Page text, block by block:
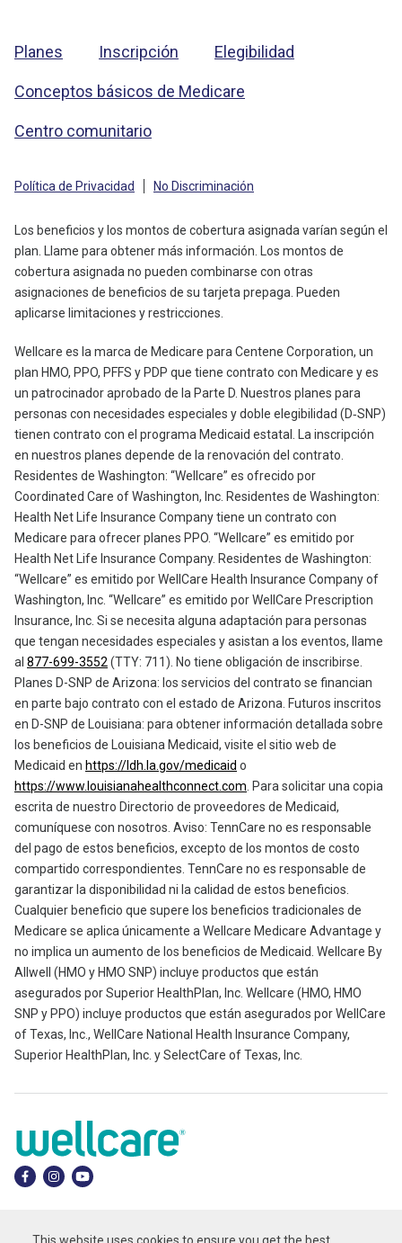
Planes Inscripción Elegibilidad
Conceptos básicos de Medicare
Centro comunitario
Política de Privacidad No Discriminación
Los beneficios y los montos de cobertura asignada varían según el
plan. Llame para obtener más información. Los montos de
cobertura asignada no pueden combinarse con otras
asignaciones de beneficios de su tarjeta prepaga. Pueden
aplicarse limitaciones y restricciones.
Wellcare es la marca de Medicare para Centene Corporation, un
plan HMO, PPO, PFFS y PDP que tiene contrato con Medicare y es
un patrocinador aprobado de la Parte D. Nuestros planes para
personas con necesidades especiales y doble elegibilidad (D‑SNP)
tienen contrato con el programa Medicaid estatal. La inscripción
en nuestros planes depende de la renovación del contrato.
Residentes de Washington: “Wellcare” es ofrecido por
Coordinated Care of Washington, Inc. Residentes de Washington:
Health Net Life Insurance Company tiene un contrato con
Medicare para ofrecer planes PPO. “Wellcare” es emitido por
Health Net Life Insurance Company. Residentes de Washington:
“Wellcare” es emitido por WellCare Health Insurance Company of
Washington, Inc. “Wellcare” es emitido por WellCare Prescription
Insurance, Inc. Si se necesita alguna adaptación para personas
que tengan necesidades especiales y asistan a los eventos, llame
al 877-699-3552 (TTY: 711). No tiene obligación de inscribirse.
Planes D-SNP de Arizona: los servicios del contrato se financian
en parte bajo contrato con el estado de Arizona. Futuros inscritos
en D-SNP de Louisiana: para obtener información detallada sobre
los beneficios de Louisiana Medicaid, visite el sitio web de
Medicaid en https://ldh.la.gov/medicaid o
https://www.louisianahealthconnect.com . Para solicitar una copia
escrita de nuestro Directorio de proveedores de Medicaid,
comuníquese con nosotros. Aviso: TennCare no es responsable
del pago de estos beneficios, excepto de los montos de costo
compartido correspondientes. TennCare no es responsable de
garantizar la disponibilidad ni la calidad de estos beneficios.
Cualquier beneficio que supere los beneficios tradicionales de
Medicare se aplica únicamente a Wellcare Medicare Advantage y
no implica un aumento de los beneficios de Medicaid. Wellcare By
Allwell (HMO y HMO SNP) incluye productos que están
asegurados por Superior HealthPlan, Inc. Wellcare (HMO, HMO
SNP y PPO) incluye productos que están asegurados por WellCare
of Texas, Inc., WellCare National Health Insurance Company,
Superior HealthPlan, Inc. y SelectCare of Texas, Inc.